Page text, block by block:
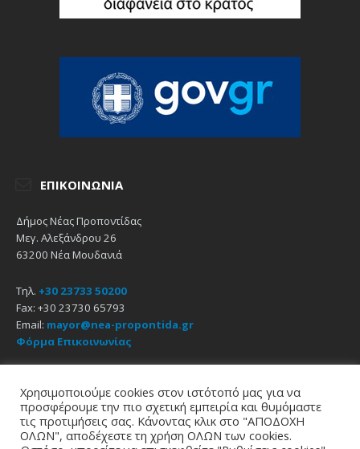
ΕΠΙΚΟΙΝΩΝΊΑ
Δήμος Νέας Προποντίδας
Μεγ. Αλεξάνδρου 26
63200 Νέα Μουδανιά
Τηλ. +30 23733 50200
Fax: +30 23730 65793
Email: mayor@nea-propontida.gr
Φόρμα Επικοινωνίας
EmailFacebookYouTube
Χρησιμοποιούμε cookies στον ιστότοπό μας για να
προσφέρουμε την πιο σχετική εμπειρία και θυμόμαστε
τις προτιμήσεις σας. Κάνοντας κλικ στο "ΑΠΟΔΟΧΗ
ΟΛΩΝ", αποδέχεστε τη χρήση ΟΛΩΝ των cookies.